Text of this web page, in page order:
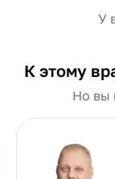
У
К этому
Но вы